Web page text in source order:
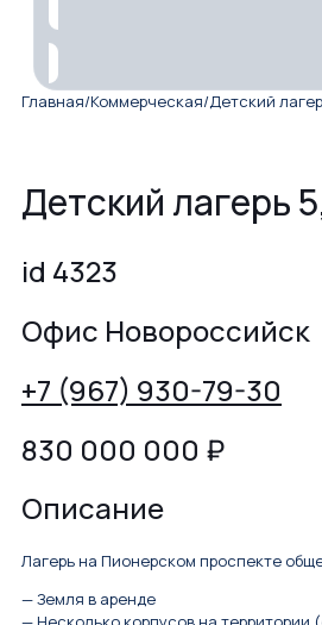
Главная/Коммерческая/Детский
Детский лагерь
id 4323
Офис Новороссийск
+7 (967) 930-79-30
830 000 000 ₽
Описание
Лагерь на Пионерском проспекте
— Земля в аренде